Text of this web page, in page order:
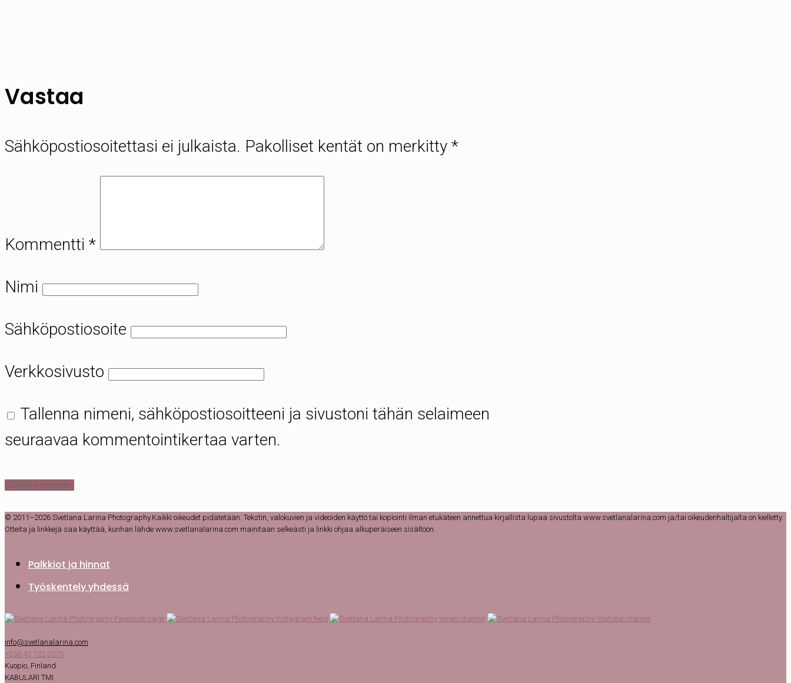
Vastaa
Sähköpostiosoitettasi ei julkaista. Pakolliset kentät on merkitty *
Kommentti *
Nimi
Sähköpostiosoite
Verkkosivusto
Tallenna nimeni, sähköpostiosoitteeni ja sivustoni tähän selaimeen
seuraavaa kommentointikertaa varten.
© 2011–2026 Svetlana Larina Photography.Kaikki oikeudet pidätetään. Tekstin, valokuvien ja videoiden käyttö tai kopiointi ilman etukäteen annettua kirjallista lupaa sivustolta www.svetlanalarina.com ja/tai oikeudenhaltijalta on kielletty.
Otteita ja linkkejä saa käyttää, kunhan lähde www.svetlanalarina.com mainitaan selkeästi ja linkki ohjaa alkuperäiseen sisältöön.
Palkkiot ja hinnat
Työskentely yhdessä
info@svetlanalarina.com
+358 45 122 0075
Kuopio, Finland
KABULARI TMI